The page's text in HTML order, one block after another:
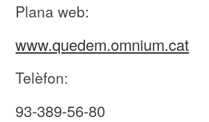
Plana web:
www.quedem.omnium.cat
Telèfon:
93-389-56-80